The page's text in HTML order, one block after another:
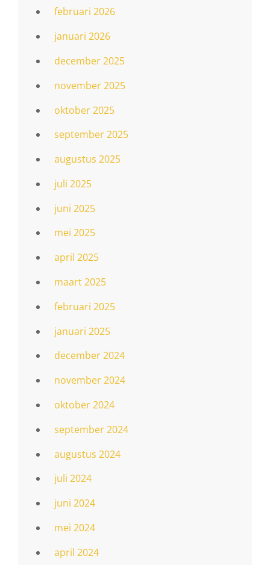
februari 2026
januari 2026
december 2025
november 2025
oktober 2025
september 2025
augustus 2025
juli 2025
juni 2025
mei 2025
april 2025
maart 2025
februari 2025
januari 2025
december 2024
november 2024
oktober 2024
september 2024
augustus 2024
juli 2024
juni 2024
mei 2024
april 2024